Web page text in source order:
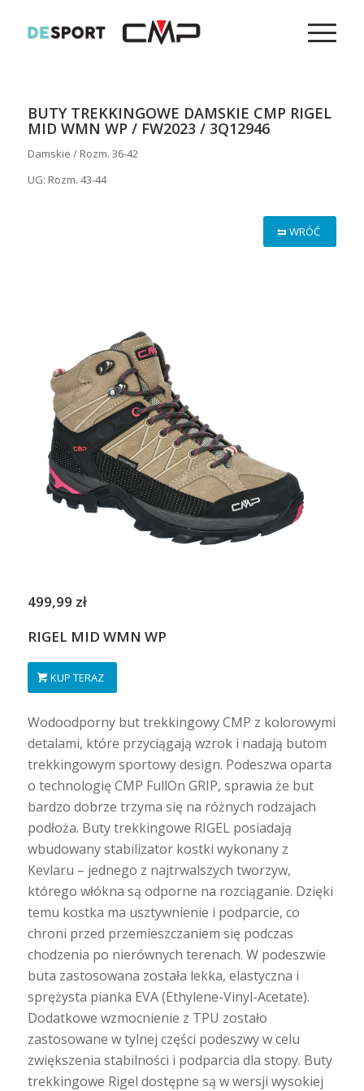
BUTY TREKKINGOWE DAMSKIE CMP RIGEL
MID WMN WP / FW2023 / 3Q12946
Damskie / Rozm. 36-42
UG: Rozm. 43-44
WRÓĆ
499,99 zł
RIGEL MID WMN WP
KUP TERAZ
Wodoodporny but trekkingowy CMP z kolorowymi
detalami, które przyciągają wzrok i nadają butom
trekkingowym sportowy design. Podeszwa oparta
o technologię CMP FullOn GRIP, sprawia że but
bardzo dobrze trzyma się na różnych rodzajach
podłoża. Buty trekkingowe RIGEL posiadają
wbudowany stabilizator kostki wykonany z
Kevlaru – jednego z najtrwalszych tworzyw,
którego włókna są odporne na rozciąganie. Dzięki
temu kostka ma usztywnienie i podparcie, co
chroni przed przemieszczaniem się podczas
chodzenia po nierównych terenach. W podeszwie
buta zastosowana została lekka, elastyczna i
sprężysta pianka EVA (Ethylene-Vinyl-Acetate).
Dodatkowe wzmocnienie z TPU zostało
zastosowane w tylnej części podeszwy w celu
zwiększenia stabilności i podparcia dla stopy. Buty
trekkingowe Rigel dostępne są w wersji wysokiej